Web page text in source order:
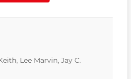
Lee Marvin, Jay C.